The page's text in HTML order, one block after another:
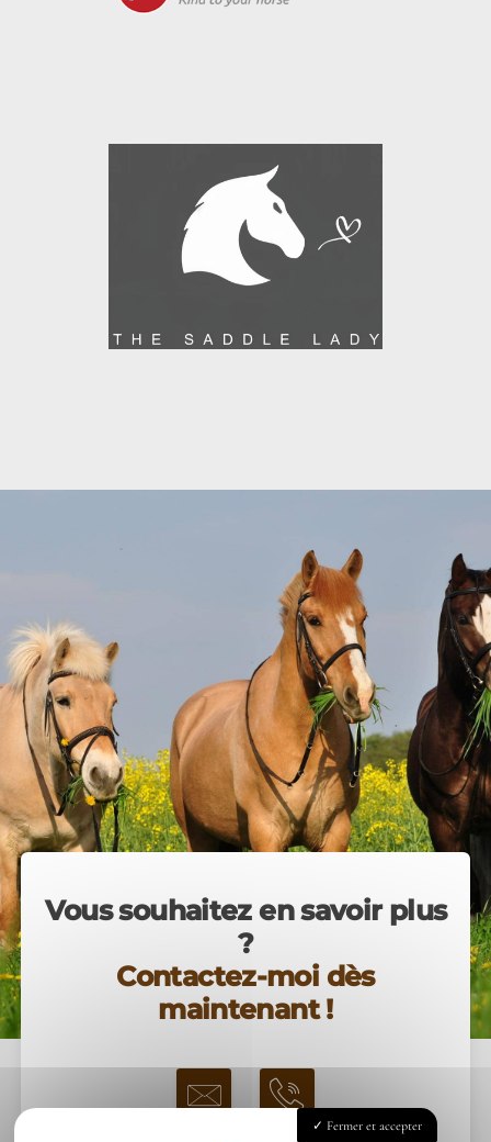
Vous souhaitez en savoir plus
?
Contactez-moi dès
maintenant !
Fermer et accepter